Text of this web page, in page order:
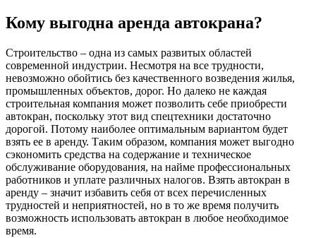
Кому выгодна аренда автокрана?
Строительство – одна из самых развитых областей
современной индустрии. Несмотря на все трудности,
невозможно обойтись без качественного возведения жилья,
промышленных объектов, дорог. Но далеко не каждая
строительная компания может позволить себе приобрести
автокран, поскольку этот вид спецтехники достаточно
дорогой. Потому наиболее оптимальным вариантом будет
взять ее в аренду. Таким образом, компания может выгодно
сэкономить средства на содержание и техническое
обслуживание оборудования, на найме профессиональных
работников и уплате различных налогов. Взять автокран в
аренду – значит избавить себя от всех перечисленных
трудностей и неприятностей, но в то же время получить
возможность использовать автокран в любое необходимое
время.